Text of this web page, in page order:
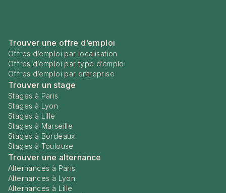
Trouver une offre d’emploi
Offres d’emploi par localisation
Offres d’emploi par type d’emploi
Offres d’emploi par entreprise
Trouver un stage
Stages à Paris
Stages à Lyon
Stages à Lille
Stages à Marseille
Stages à Bordeaux
Stages à Toulouse
Trouver une alternance
Alternances à Paris
Alternances à Lyon
Alternances à Lille